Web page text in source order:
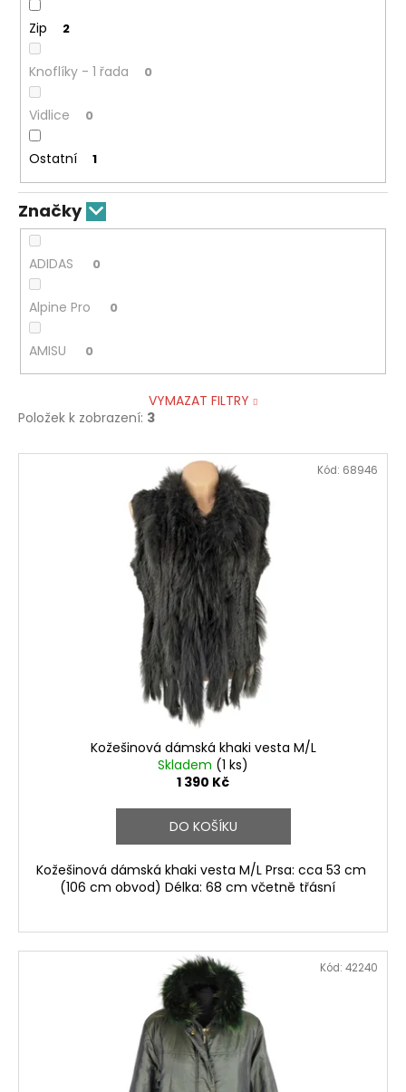
Zip 2
Knoflíky - 1 řada 0
Vidlice 0
Ostatní 1
Značky
ADIDAS 0
Alpine Pro 0
AMISU 0
VYMAZAT FILTRY
Položek k zobrazení: 3
V
Kožešinová dámská khaki vesta M/L
Skladem (1 ks)
1 390 Kč
DO KOŠÍKU
Kožešinová dámská khaki vesta M/L Prsa: cca 53 cm
(106 cm obvod) Délka: 68 cm včetně třásní
Kód: 68946
Kód: 42240